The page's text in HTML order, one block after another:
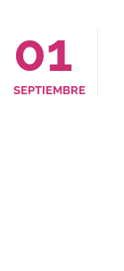
01
SEPTIEMBRE